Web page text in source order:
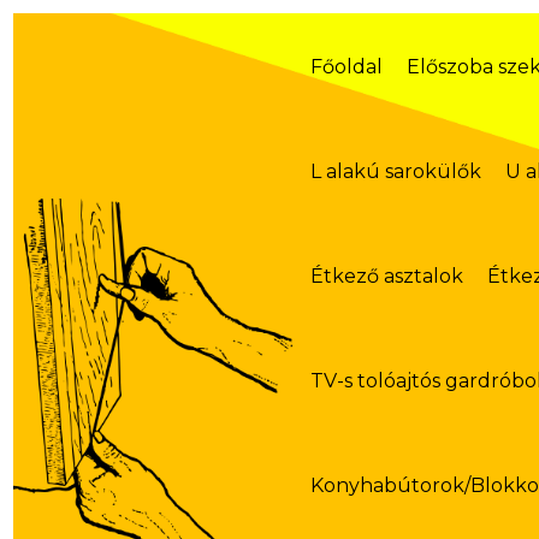
Skip
Főoldal Előszoba
L alakú sarokülők U
Étkező asztalok
TV-s tolóajtós
Konyhabútorok/